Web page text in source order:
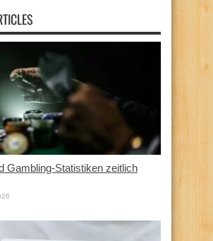
Gambling-Statistiken zeitlich